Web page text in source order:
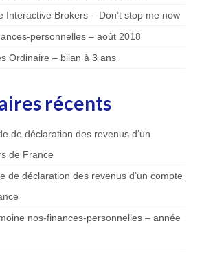
Interactive Brokers – Don’t stop me now
personnelles – août 2018
Ordinaire – bilan à 3 ans
récents
de déclaration des revenus d’un
de France
de déclaration des revenus d’un compte
nos-finances-personnelles – année